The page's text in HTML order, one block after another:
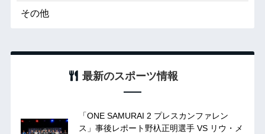
その他
最新のスポーツ情報
「ONE SAMURAI 2 プレスカンファレン
ス」事後レポート野杁正明選手 VS リウ・メ